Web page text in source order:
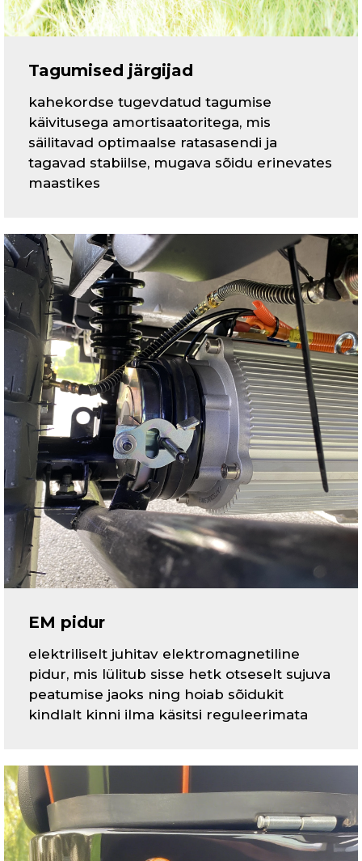
Tagumised järgijad
kahekordse tugevdatud tagumise
käivitusega amortisaatoritega, mis
säilitavad optimaalse ratasasendi ja
tagavad stabiilse, mugava sõidu erinevates
maastikes
EM pidur
elektriliselt juhitav elektromagnetiline
pidur, mis lülitub sisse hetk otseselt sujuva
peatumise jaoks ning hoiab sõidukit
kindlalt kinni ilma käsitsi reguleerimata